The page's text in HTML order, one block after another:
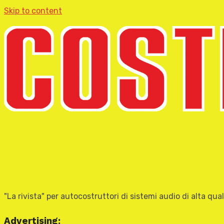
Skip to content
"La rivista" per autocostruttori di sistemi audio di alta
Advertising: